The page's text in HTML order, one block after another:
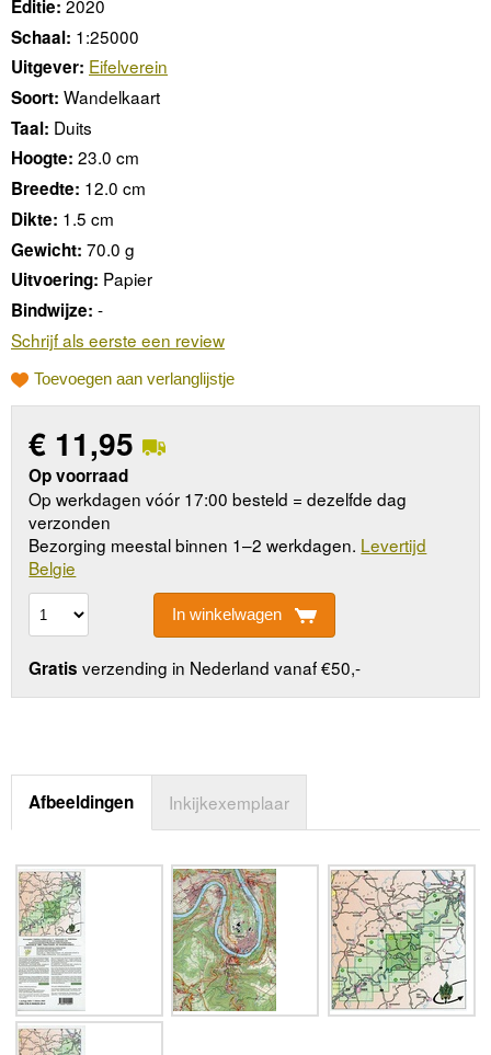
Editie: 2020
Schaal: 1:25000
Uitgever: Eifelverein
Soort: Wandelkaart
Taal: Duits
Hoogte: 23.0 cm
Breedte: 12.0 cm
Dikte: 1.5 cm
Gewicht: 70.0 g
Uitvoering: Papier
Bindwijze: -
Schrijf als eerste een review
Toevoegen aan verlanglijstje
€ 11,95
Op voorraad
Op werkdagen vóór 17:00 besteld = dezelfde dag
verzonden
Bezorging meestal binnen 1–2 werkdagen. Levertijd
Belgie
In winkelwagen
Gratis verzending in Nederland vanaf €50,-
Afbeeldingen Inkijkexemplaar